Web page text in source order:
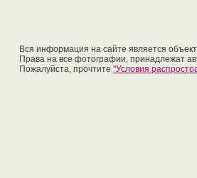
Вся информация на сайте является
Права на все фотографии, принадлежат
Пожалуйста, прочтите "Условия